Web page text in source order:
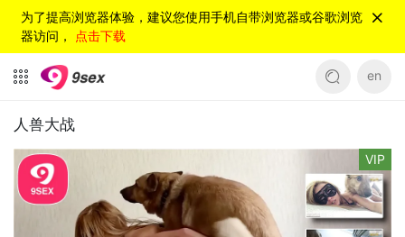
为了提高浏览器体验，建议您使用手机自带浏览器或谷歌浏览
器访问， 点击下载
en
人兽大战
VIP